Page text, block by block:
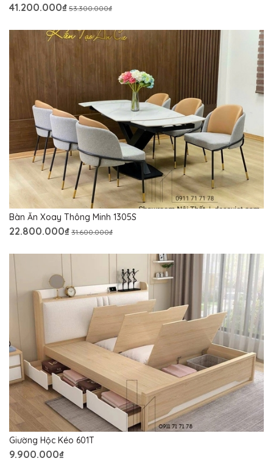
41.200.000₫ 53.300.000₫
Bàn Ăn Xoay Thông Minh 1305S
22.800.000₫ 31.600.000₫
Giường Hộc Kéo 601T
9.900.000₫